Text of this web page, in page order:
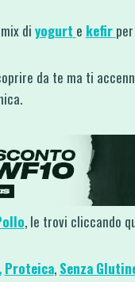
di yogurt e kefir
da te ma ti
, le trovi cliccando
Proteica, Senza